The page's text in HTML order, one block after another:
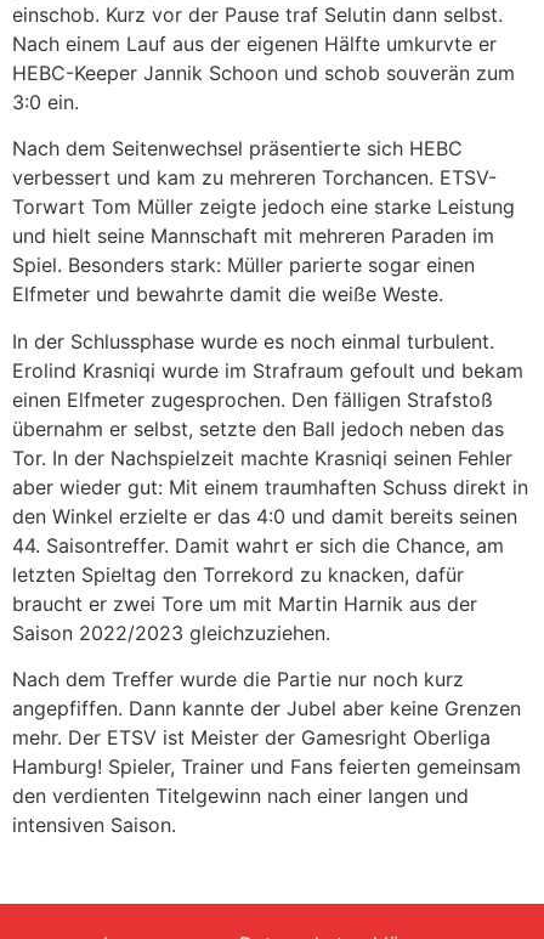
einschob. Kurz vor der Pause traf Selutin dann selbst.
Nach einem Lauf aus der eigenen Hälfte umkurvte er
HEBC-Keeper Jannik Schoon und schob souverän zum
3:0 ein.
Nach dem Seitenwechsel präsentierte sich HEBC
verbessert und kam zu mehreren Torchancen. ETSV-
Torwart Tom Müller zeigte jedoch eine starke Leistung
und hielt seine Mannschaft mit mehreren Paraden im
Spiel. Besonders stark: Müller parierte sogar einen
Elfmeter und bewahrte damit die weiße Weste.
In der Schlussphase wurde es noch einmal turbulent.
Erolind Krasniqi wurde im Strafraum gefoult und bekam
einen Elfmeter zugesprochen. Den fälligen Strafstoß
übernahm er selbst, setzte den Ball jedoch neben das
Tor. In der Nachspielzeit machte Krasniqi seinen Fehler
aber wieder gut: Mit einem traumhaften Schuss direkt in
den Winkel erzielte er das 4:0 und damit bereits seinen
44. Saisontreffer. Damit wahrt er sich die Chance, am
letzten Spieltag den Torrekord zu knacken, dafür
braucht er zwei Tore um mit Martin Harnik aus der
Saison 2022/2023 gleichzuziehen.
Nach dem Treffer wurde die Partie nur noch kurz
angepfiffen. Dann kannte der Jubel aber keine Grenzen
mehr. Der ETSV ist Meister der Gamesright Oberliga
Hamburg! Spieler, Trainer und Fans feierten gemeinsam
den verdienten Titelgewinn nach einer langen und
intensiven Saison.